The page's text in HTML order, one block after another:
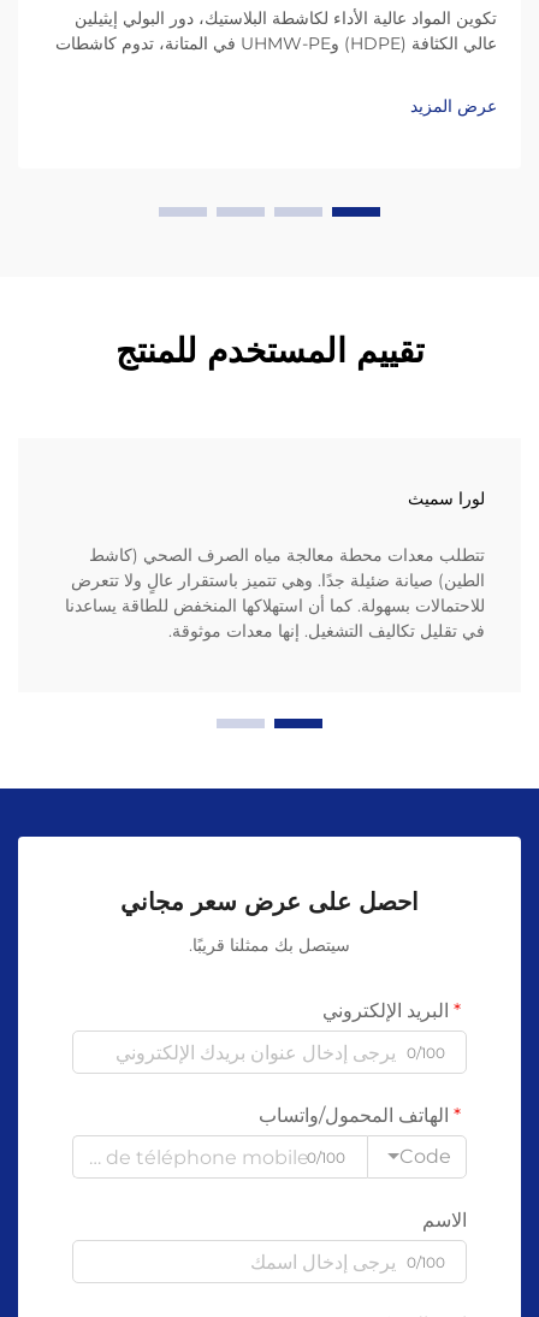
تكوين المواد عالية الأداء لكاشطة البلاستيك، دور البولي إيثيلين
عالي الكثافة (HDPE) وUHMW-PE في المتانة، تدوم كاشطات
الوزن الجزيئي جدًا)...
عرض المزيد
تقييم المستخدم للمنتج
لورا سميث
تتطلب معدات محطة معالجة مياه الصرف الصحي (كاشط
الطين) صيانة ضئيلة جدًا. وهي تتميز باستقرار عالٍ ولا تتعرض
للاحتمالات بسهولة. كما أن استهلاكها المنخفض للطاقة يساعدنا
في تقليل تكاليف التشغيل. إنها معدات موثوقة.
احصل على عرض سعر مجاني
سيتصل بك ممثلنا قريبًا.
البريد الإلكتروني
0/100
الهاتف المحمول/واتساب
Code
0/100
الاسم
0/100